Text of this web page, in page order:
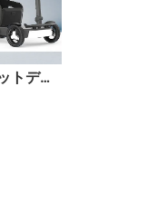
トデザ
ビリテ